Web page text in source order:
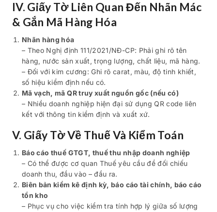
IV. Giấy Tờ Liên Quan Đến Nhãn Mác
& Gắn Mã Hàng Hóa
Nhãn hàng hóa
– Theo Nghị định 111/2021/NĐ-CP: Phải ghi rõ tên
hàng, nước sản xuất, trọng lượng, chất liệu, mã hàng.
– Đối với kim cương: Ghi rõ carat, màu, độ tinh khiết,
số hiệu kiểm định nếu có.
Mã vạch, mã QR truy xuất nguồn gốc (nếu có)
– Nhiều doanh nghiệp hiện đại sử dụng QR code liên
kết với thông tin kiểm định và xuất xứ.
V. Giấy Tờ Về Thuế Và Kiểm Toán
Báo cáo thuế GTGT, thuế thu nhập doanh nghiệp
– Có thể được cơ quan Thuế yêu cầu để đối chiếu
doanh thu, đầu vào – đầu ra.
Biên bản kiểm kê định kỳ, báo cáo tài chính, báo cáo
tồn kho
– Phục vụ cho việc kiểm tra tính hợp lý giữa số lượng